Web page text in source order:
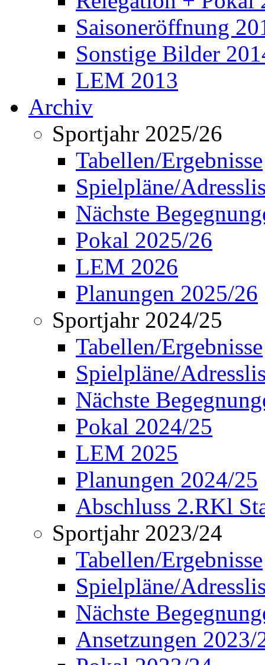
Saisoneröffnung
Sonstige Bilder
LEM 2013
Archiv
Sportjahr 2025/26
Tabellen/Ergebnisse
Spielpläne/
Nächste
Pokal 2025/26
LEM 2026
Planungen 2025/26
Sportjahr 2024/25
Tabellen/Ergebnisse
Spielpläne/
Nächste
Pokal 2024/25
LEM 2025
Planungen 2024/25
Abschluss 2.RKl
Sportjahr 2023/24
Tabellen/Ergebnisse
Spielpläne/
Nächste
Ansetzungen 2023/